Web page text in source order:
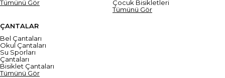
Tümünü Gör
Çocuk Bisikletleri
Tümünü Gör
ÇANTALAR
Bel Çantaları
Okul Çantaları
Su Sporları
Çantaları
Bisiklet Çantaları
Tümünü Gör